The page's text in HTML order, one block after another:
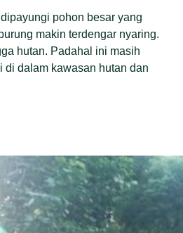
pohon besar yang
makin terdengar nyaring.
hutan. Padahal ini masih
di dalam kawasan hutan dan